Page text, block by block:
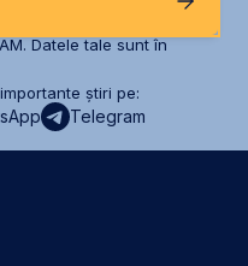
Datele tale sunt în
știri pe:
Telegram